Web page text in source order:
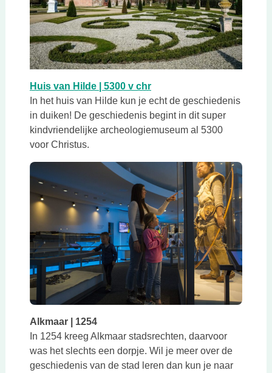
Huis van Hilde | 5300 v chrDeze link opent in een
In het huis van Hilde kun je echt de geschiedenis
in duiken! De geschiedenis begint in dit super
kindvriendelijke archeologiemuseum al 5300
voor Christus.
Alkmaar | 1254
In 1254 kreeg Alkmaar stadsrechten, daarvoor
was het slechts een dorpje. Wil je meer over de
geschiedenis van de stad leren dan kun je naar